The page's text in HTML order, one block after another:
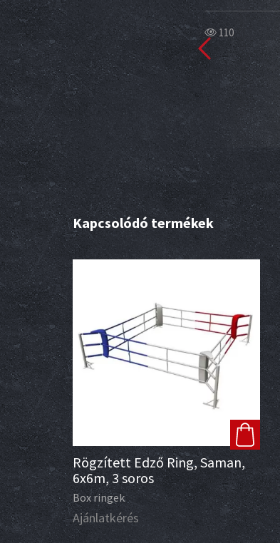
110
Kapcsolódó termékek
Rögzített Edző Ring, Saman,
6x6m, 3 soros
Box ringek
Ajánlatkérés